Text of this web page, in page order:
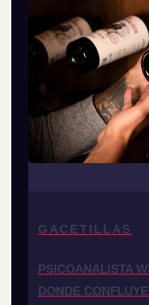
GACETILLAS
PSICOANALISTA
DONDE